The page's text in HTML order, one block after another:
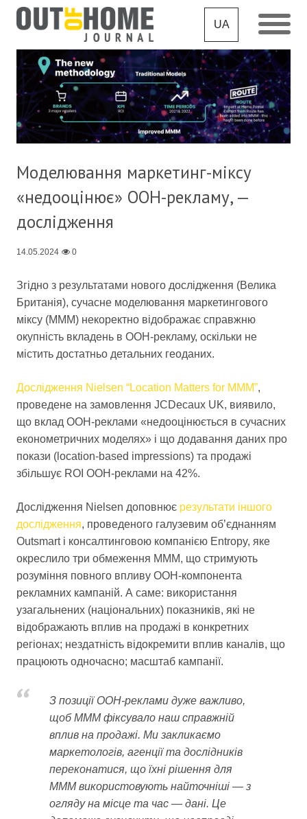
UA
Моделювання маркетинг-міксу
«недооцінює» OOH-рекламу, —
дослідження
14.05.2024 0
Згідно з результатами нового дослідження (Велика
Британія), сучасне моделювання маркетингового
міксу (МММ) некоректно відображає справжню
окупність вкладень в OOH-рекламу, оскільки не
містить достатньо детальних геоданих.
Дослідження Nielsen “Location Matters for MMM”,
проведене на замовлення JCDecaux UK, виявило,
що вклад OOH-реклами «недооцінюється в сучасних
економетричних моделях» і що додавання даних про
покази (location-based impressions) та продажі
збільшує ROI OOH-реклами на 42%.
Дослідження Nielsen доповнює результати іншого
дослідження, проведеного галузевим об’єднанням
Outsmart і консалтинговою компанією Entropy, яке
окреслило три обмеження МММ, що стримують
розуміння повного впливу OOH-компонента
рекламних кампаній. А саме: використання
узагальнених (національних) показників, які не
відображають вплив на продажі в конкретних
регіонах; нездатність відокремити вплив каналів, що
працюють одночасно; масштаб кампанії.
З позиції OOH-реклами дуже важливо,
щоб МММ фіксувало наш справжній
вплив на продажі. Ми закликаємо
маркетологів, агенції та дослідників
переконатися, що їхні рішення для
МММ використовують найточніші — з
огляду на місце та час — дані. Це